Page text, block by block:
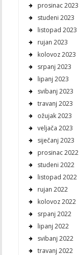
prosinac 2023
studeni 2023
listopad 2023
rujan 2023
kolovoz 2023
srpanj 2023
lipanj 2023
svibanj 2023
travanj 2023
ožujak 2023
veljača 2023
siječanj 2023
prosinac 2022
studeni 2022
listopad 2022
rujan 2022
kolovoz 2022
srpanj 2022
lipanj 2022
svibanj 2022
travanj 2022